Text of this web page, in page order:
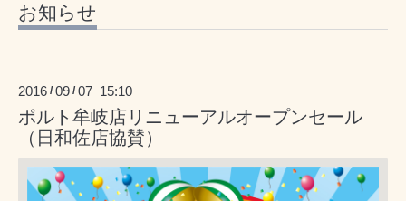
お知らせ
2016 /09 /07 15:10
ポルト牟岐店リニューアルオープンセール
（日和佐店協賛）